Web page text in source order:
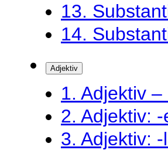
13.
14.
Adjektiv
1. Adjektiv
2. Adjektiv:
3. Adjektiv: